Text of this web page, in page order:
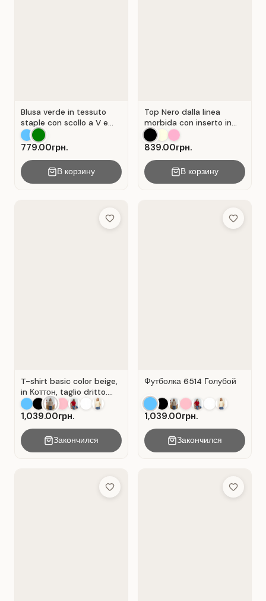
Blusa verde in tessuto
staple con scollo a V e
chiusura a portafoglio.
Verde .
779.00грн.
В корзину
Top Nero dalla linea
morbida con inserto in
pizzo traforato.
839.00грн.
В корзину
Add to Wish List
T-shirt basic color beige,
in Коттон, taglio dritto.
Colore Beige.
1,039.00грн.
Закончился
Add to
Футболка 6514 Голубой
1,039.00грн.
Закончился
Add to Wish List Add to